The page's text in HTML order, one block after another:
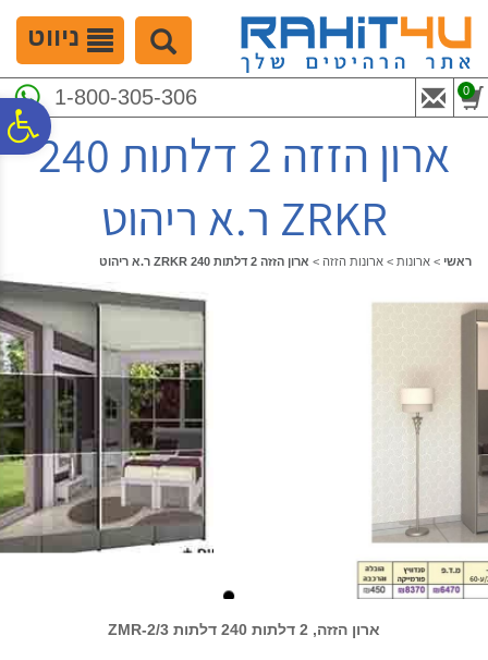
נגישות
המרכזי
ניווט
1-800-305-306 0
ארון הזזה 2 דלתות 240
ZRKR ר.א ריהוט
ראשי > ארונות > ארונות הזזה > ארון הזזה 2 דלתות 240 ZRKR ר.א ריהוט
ארון הזזה, 2 דלתות 240 דלתות ZMR-2/3